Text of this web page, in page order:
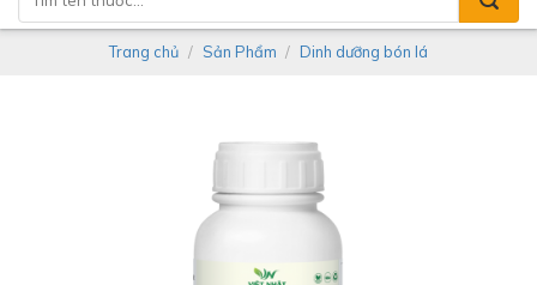
kiếm:
Trang chủ / Sản Phẩm / Dinh dưỡng bón lá